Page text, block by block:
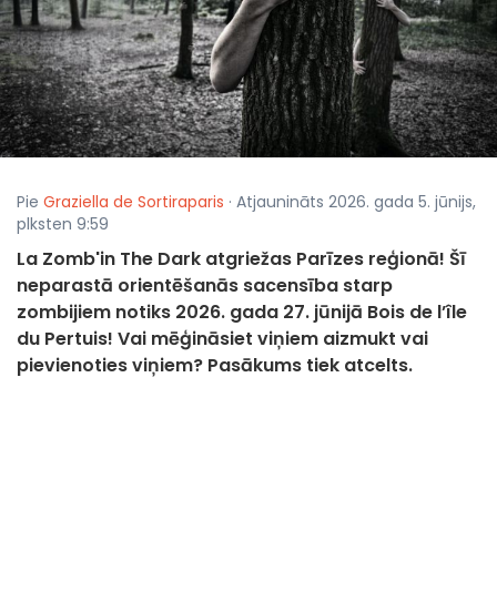
Pie Graziella de Sortiraparis · Atjaunināts 2026. gada 5. jūnijs,
plksten 9:59
La Zomb'in The Dark atgriežas Parīzes reģionā! Šī
neparastā orientēšanās sacensība starp
zombijiem notiks 2026. gada 27. jūnijā Bois de l’île
du Pertuis! Vai mēģināsiet viņiem aizmukt vai
pievienoties viņiem? Pasākums tiek atcelts.